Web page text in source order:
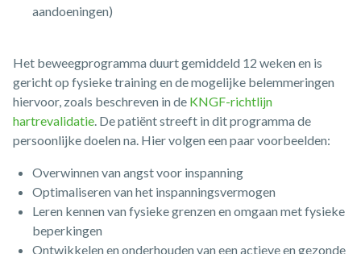
aandoeningen)
Het beweegprogramma duurt gemiddeld 12 weken en is
gericht op fysieke training en de mogelijke belemmeringen
hiervoor, zoals beschreven in de KNGF-richtlijn
hartrevalidatie. De patiënt streeft in dit programma de
persoonlijke doelen na. Hier volgen een paar voorbeelden:
Overwinnen van angst voor inspanning
Optimaliseren van het inspanningsvermogen
Leren kennen van fysieke grenzen en omgaan met fysieke
beperkingen
Ontwikkelen en onderhouden van een actieve en gezonde